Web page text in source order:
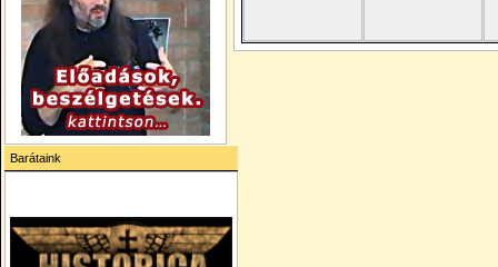
Barátaink